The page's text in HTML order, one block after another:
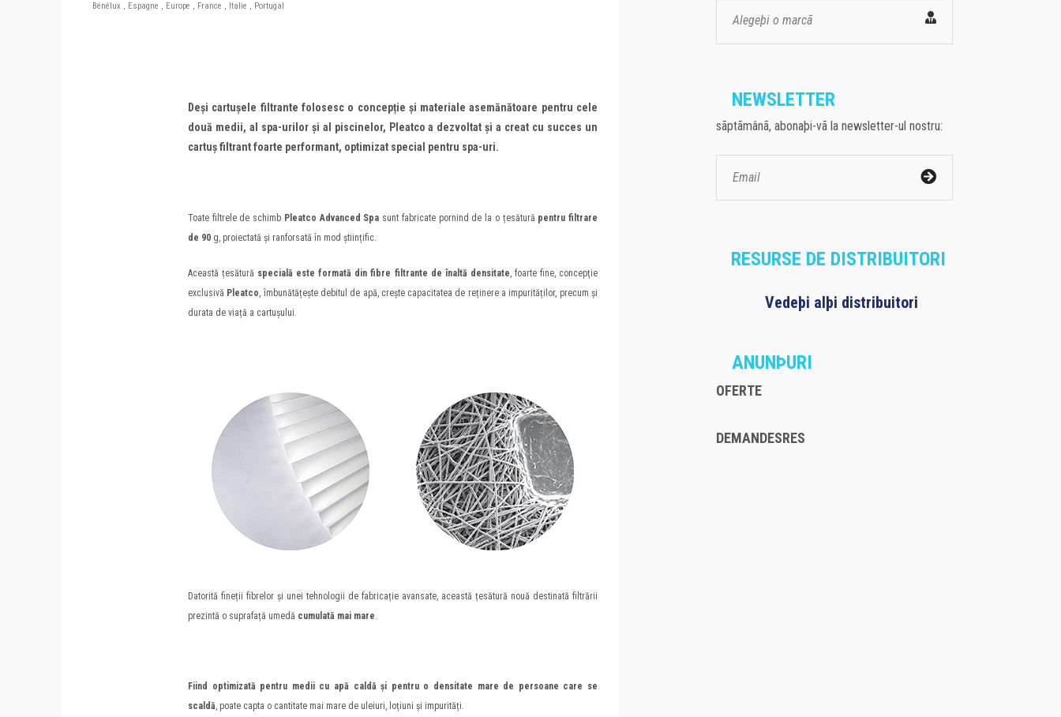
Bénélux , Espagne , Europe , France , Italie , Portugal
Deși cartușele filtrante folosesc o concepție și materiale asemănătoare pentru cele
două medii, al spa-urilor și al piscinelor, Pleatco a dezvoltat și a creat cu succes un
cartuș filtrant foarte performant, optimizat special pentru spa-uri.
Toate filtrele de schimb Pleatco Advanced Spa sunt fabricate pornind de la o țesătură pentru filtrare
de 90 g, proiectată și ranforsată în mod științific.
Această țesătură specială este formată din fibre filtrante de înaltă densitate, foarte fine, concepție
exclusivă Pleatco, îmbunătățește debitul de apă, crește capacitatea de reținere a impurităților, precum și
durata de viață a cartușului.
Datorită fineții fibrelor și unei tehnologii de fabricație avansate, această țesătură nouă destinată filtrării
prezintă o suprafață umedă cumulată mai mare.
Fiind optimizată pentru medii cu apă caldă și pentru o densitate mare de persoane care se
scaldă, poate capta o cantitate mai mare de uleiuri, loțiuni și impurități.
Alegeþi o marcã
NEWSLETTER
sãptãmânã, abonaþi-vã la newsletter-ul nostru:
RESURSE DE DISTRIBUITORI
Vedeþi alþi distribuitori
ANUNÞURI
OFERTE
DEMANDESRES